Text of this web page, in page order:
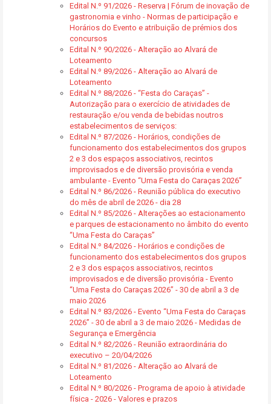
Edital N.º 91/2026 - Reserva | Fórum de inovação de
gastronomia e vinho - Normas de participação e
Horários do Evento e atribuição de prémios dos
concursos
Edital N.º 90/2026 - Alteração ao Alvará de
Loteamento
Edital N.º 89/2026 - Alteração ao Alvará de
Loteamento
Edital N.º 88/2026 - “Festa do Caraças” -
Autorização para o exercício de atividades de
restauração e/ou venda de bebidas noutros
estabelecimentos de serviços:
Edital N.º 87/2026 - Horários, condições de
funcionamento dos estabelecimentos dos grupos
2 e 3 dos espaços associativos, recintos
improvisados e de diversão provisória e venda
ambulante - Evento “Uma Festa do Caraças 2026”
Edital N.º 86/2026 - Reunião pública do executivo
do mês de abril de 2026 - dia 28
Edital N.º 85/2026 - Alterações ao estacionamento
e parques de estacionamento no âmbito do evento
“Uma Festa do Caraças”
Edital N.º 84/2026 - Horários e condições de
funcionamento dos estabelecimentos dos grupos
2 e 3 dos espaços associativos, recintos
improvisados e de diversão provisória - Evento
“Uma Festa do Caraças 2026” - 30 de abril a 3 de
maio 2026
Edital N.º 83/2026 - Evento “Uma Festa do Caraças
2026” - 30 de abril a 3 de maio 2026 - Medidas de
Segurança e Emergência
Edital N.º 82/2026 - Reunião extraordinária do
executivo – 20/04/2026
Edital N.º 81/2026 - Alteração ao Alvará de
Loteamento
Edital N.º 80/2026 - Programa de apoio à atividade
física - 2026 - Valores e prazos